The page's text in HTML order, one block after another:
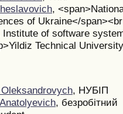
,
of Ukraine</
Institute of software
Technical
, НУБІП
, безробітний